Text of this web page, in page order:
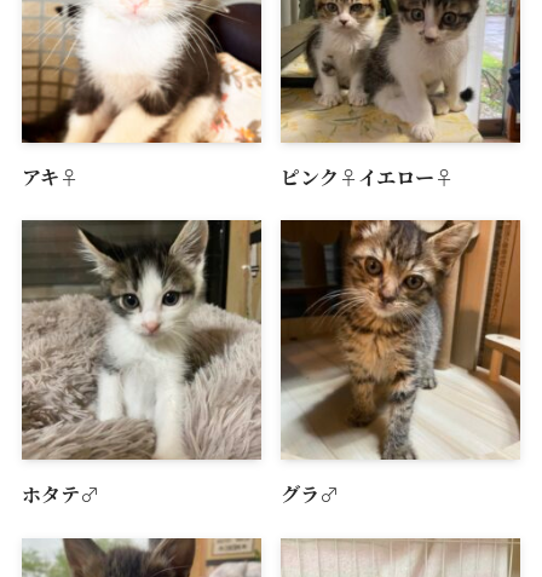
アキ♀ ピンク♀イエロー♀
ホタテ♂ グラ♂